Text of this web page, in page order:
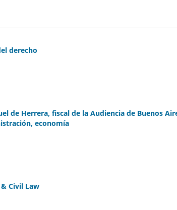
derecho
de Herrera, fiscal de la Audiencia de Buenos
economía
Civil Law